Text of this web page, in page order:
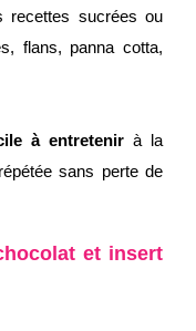
recettes sucrées ou
flans, panna cotta,
à entretenirà la
sans perte de
et insert